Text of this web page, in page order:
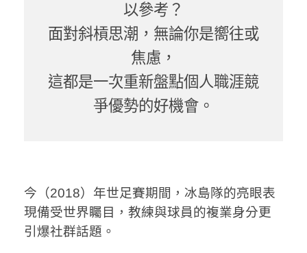
以參考？
面對斜槓思潮，無論你是嚮往或
焦慮，
這都是一次重新盤點個人職涯競
爭優勢的好機會。
今（2018）年世足賽期間，冰島隊的亮眼表
現備受世界矚目，教練與球員的複業身分更
引爆社群話題。